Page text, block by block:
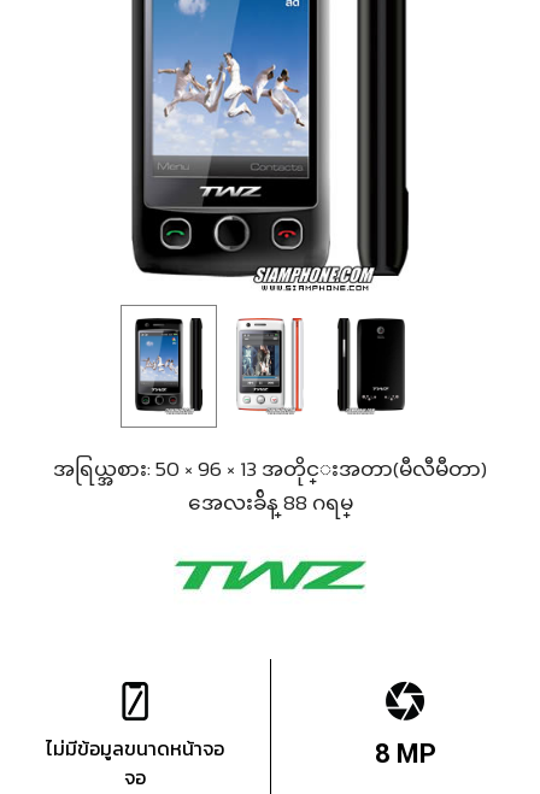
အရြယ္အစား: 50 × 96 × 13 အတိုင္းအတာ(မီလီမီတာ)
အေလးခ်ိန္ 88 ဂရမ္
ไม่มีข้อมูลขนาดหน้าจอ
จอ
8 MP